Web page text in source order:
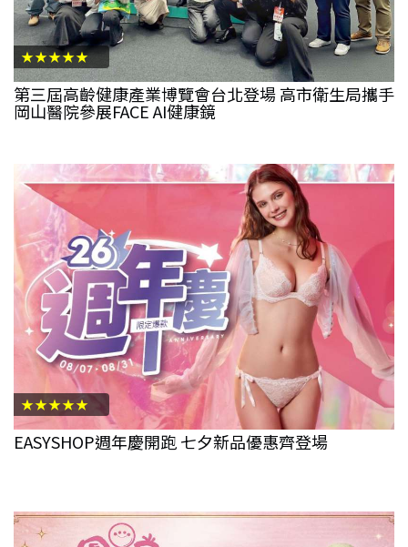
★★★★★
第三屆高齡健康產業博覽會台北登場 高市衛生局攜手
岡山醫院參展FACE AI健康鏡
★★★★★
EASYSHOP週年慶開跑 七夕新品優惠齊登場